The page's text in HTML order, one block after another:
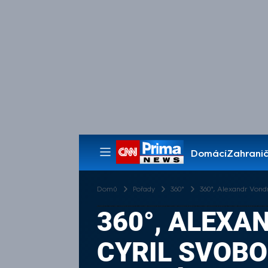
Domácí
Pořady
Domů Pořady 360° 360°, Alexandr
360°,
CYRIL